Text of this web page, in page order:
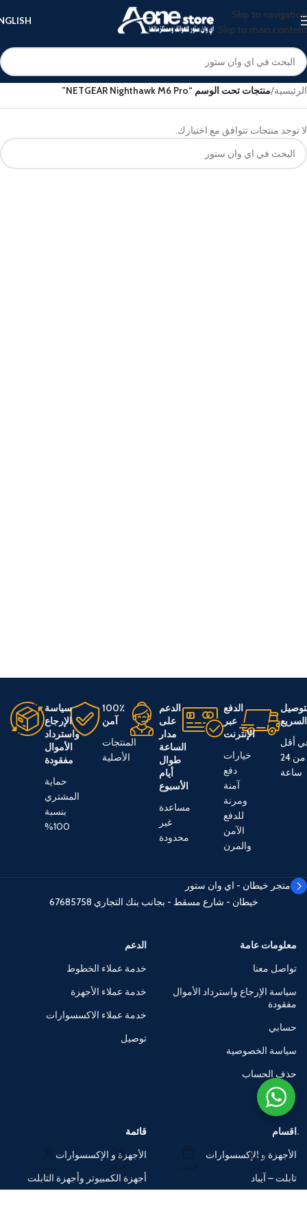
Skip to navigation
Skip to main content
الرئيسية/منتجات تحت الوسم “NETGEAR Nighthawk M6 Pro”
لا توجد منتجات تتوافق مع اختيارك.
السريع
أقل
من 24
ساعة
الدفع
عبر
الإنترنت
خيارات
دفع
آمنة
ومرنة
للدفع
الآمن
والمرن
الدعم
على
مدار
الساعة
طوال
أيام
الأسبوع
مساعدة
غير
محدودة
100٪
آمن
المنتجات
الأصلية
سياسة
الإرجاع
واسترداد
الأموال
مفقودة
حماية
المشتري
بنسبة
100%
متجر خيطان - اي وان ستور
خيطان - شارع مسقط - بجانب بنك التجاري 67685758
معلومات عامة
تواصل معنا
سياسة الإرجاع واسترداد الأموال
مفقودة
حسابي
سياسة الخصوصية
حذف الحساب
الدعم
خدمة عملاء الخطوط
خدمة عملاء الأجهزة
خدمة عملاء الاكسسوارات
توصيل
اقسام
الأجهزة و الإكسسوارات
تابلت – آيباد
قائمة
الأجهزة و الإكسسوارات
أجهزة الكمبيوتر وأجهزة التابلت